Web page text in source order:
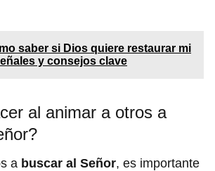
saber si Dios quiere restaurar mi
y consejos clave
al animar a otros a
a buscar al Señor, es importante